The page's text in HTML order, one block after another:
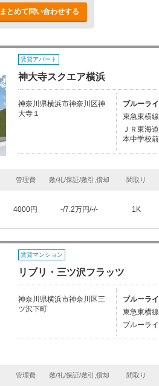
まとめて問い合わせする
賃貸アパート
神大寺スクエア横浜
神奈川県横浜市神奈川区神
大寺１
ブルーラ
東急東横
ＪＲ東海
本中学校
管理費 敷/礼/保証/敷引,償却 間取り
4000円 -/7.2万円/-/- 1K
賃貸マンション
リブリ・三ツ沢フラッツ
神奈川県横浜市神奈川区三
ツ沢下町
ブルーラ
東急東横
ブルーラ
管理費 敷/礼/保証/敷引,償却 間取り